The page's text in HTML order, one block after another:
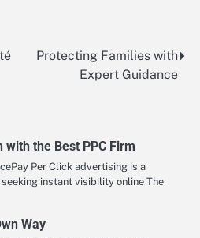
Protecting Families with
Expert Guidance
with the Best PPC Firm
Per Click advertising is a
instant visibility online The
Way